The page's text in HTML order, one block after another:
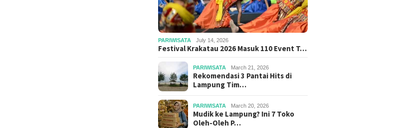
PARIWISATA July 14, 2026
Festival Krakatau 2026 Masuk 110 Event T…
PARIWISATA March 21, 2026
Rekomendasi 3 Pantai Hits di
Lampung Tim…
PARIWISATA March 20, 2026
Mudik ke Lampung? Ini 7 Toko
Oleh-Oleh P…